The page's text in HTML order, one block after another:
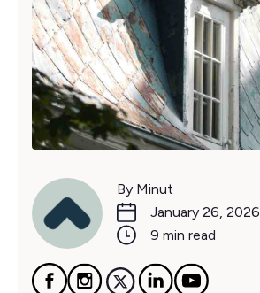
By Minut
January 26, 2026
9 min read